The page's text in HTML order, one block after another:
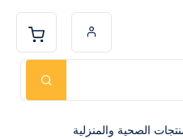
الصحية والمنزلية